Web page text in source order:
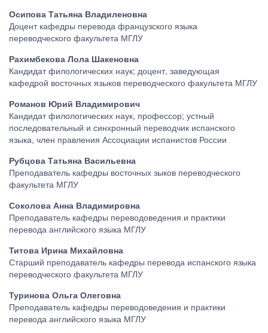
Осипова Татьяна Владиленовна
Доцент кафедры перевода французского языка
переводческого факультета МГЛУ
Рахимбекова Лола Шакеновна
Кандидат филологических наук; доцент, заведующая
кафедрой восточных языков переводческого факультета МГЛУ
Романов Юрий Владимирович
Кандидат филологических наук, профессор; устный
последовательный и синхронный переводчик испанского
языка, член правления Ассоциации испанистов России
Рубцова Татьяна Васильевна
Преподаватель кафедры восточных зыков переводческого
факультета МГЛУ
Соколова Анна Владимировна
Преподаватель кафедры переводоведения и практики
перевода английского языка МГЛУ
Титова Ирина Михайловна
Старший преподаватель кафедры перевода испанского языка
переводческого факультета МГЛУ
Туринова Ольга Олеговна
Преподаватель кафедры переводоведения и практики
перевода английского языка МГЛУ